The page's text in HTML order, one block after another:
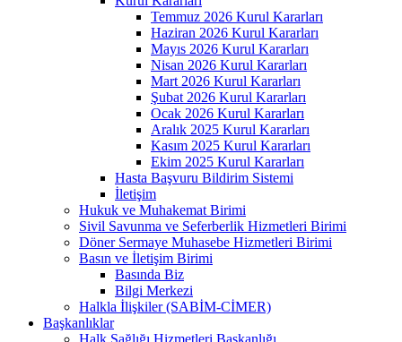
Temmuz 2026 Kurul Kararları
Haziran 2026 Kurul Kararları
Mayıs 2026 Kurul Kararları
Nisan 2026 Kurul Kararları
Mart 2026 Kurul Kararları
Şubat 2026 Kurul Kararları
Ocak 2026 Kurul Kararları
Aralık 2025 Kurul Kararları
Kasım 2025 Kurul Kararları
Ekim 2025 Kurul Kararları
Hasta Başvuru Bildirim Sistemi
İletişim
Hukuk ve Muhakemat Birimi
Sivil Savunma ve Seferberlik Hizmetleri Birimi
Döner Sermaye Muhasebe Hizmetleri Birimi
Basın ve İletişim Birimi
Basında Biz
Bilgi Merkezi
Halkla İlişkiler (SABİM-CİMER)
Başkanlıklar
Halk Sağlığı Hizmetleri Başkanlığı